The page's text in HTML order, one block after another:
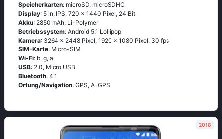
Speicherkarten: microSD, microSDHC
Display: 5 in, IPS, 720 x 1440 Pixel, 24 Bit
Akku: 2850 mAh, Li-Polymer
Betriebssystem: Аndrоid 5.1 Lоlliрор
Kamera: 3264 x 2448 Pixel, 1920 x 1080 Pixel, 30 fps
SIM-Karte: Micro-SIM
Wi-Fi: b, g, а
USB: 2.0, Micro USB
Bluetooth: 4.1
Ortung/Navigation: GРS, А-GРS
2018